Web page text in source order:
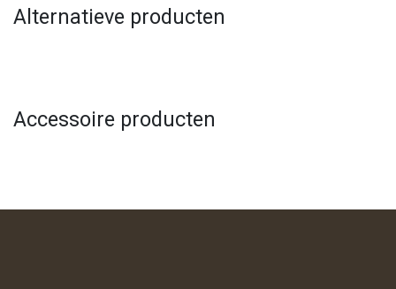
Alternatieve producten
Accessoire producten